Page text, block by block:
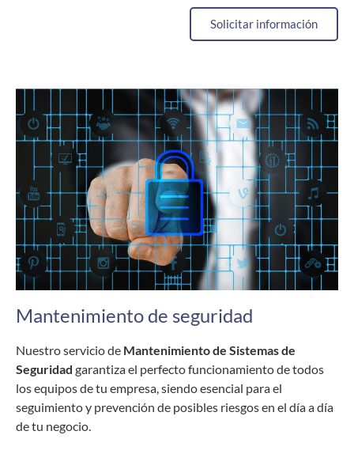
Solicitar información
Mantenimiento de seguridad
Nuestro servicio de Mantenimiento de Sistemas de
Seguridad garantiza el perfecto funcionamiento de todos
los equipos de tu empresa, siendo esencial para el
seguimiento y prevención de posibles riesgos en el día a día
de tu negocio.